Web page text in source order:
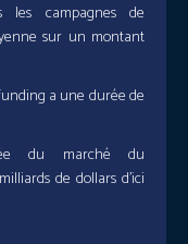
les campagnes de
sur un montant
a une durée de
du marché du
de dollars d’ici